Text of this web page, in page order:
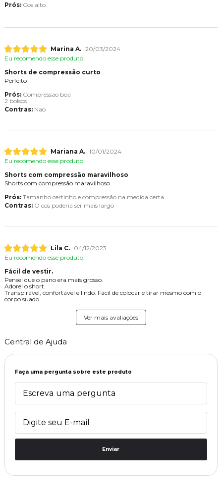
Prós: Cos alto.
Marina A. 20/03/2024
Eu recomendo esse produto.
Shorts de compressão curto
Perfeito
Prós: Compressao boa
2 bolsos
Contras: Nao
Mariana A. 10/01/2024
Eu recomendo esse produto.
Shorts com compressão maravilhoso
Shorts com compressão maravilhoso
Prós: Tamanho certinho e compressão na medida certa
Contras: O cos poderia ser mais largo
Lila C.
04/12/2023
Eu recomendo esse produto.
Fácil de vestir.
Pensei que o pano era mais grosso.
Adorei o short.
Transpirável, confortável e lindo. Fácil de colocar e tirar mesmo com o
corpo suado.
Ver mais avaliações
Central de Ajuda
Faça uma pergunta sobre este produto
Enviar